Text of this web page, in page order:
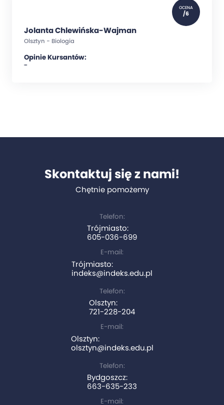
OCENA
/6
Jolanta Chlewińska-Wajman
Olsztyn - Biologia
Opinie Kursantów:
""
Skontaktuj się z nami!
Chętnie pomożemy
Telefon:
Trójmiasto:
605-036-699
E-mail:
Trójmiasto:
indeks@indeks.edu.pl
Telefon:
Olsztyn:
721-228-204
E-mail:
Olsztyn:
olsztyn@indeks.edu.pl
Telefon:
Bydgoszcz:
663-635-233
E-mail: